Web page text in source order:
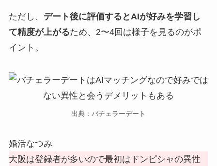
ただし、 デート後に評価するとAIが好みを学習し
て精度が上がるため、2〜4回は様子を見るのがポ
イント。
出典：バチェラーデート
婚活なつみ
大阪は登録者が多いので最初はドンピシャの異性